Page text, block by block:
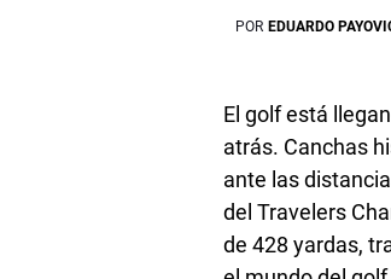
POR EDUARDO
El golf está
atrás. Canchas
ante las
del Travelers
de 428 yardas,